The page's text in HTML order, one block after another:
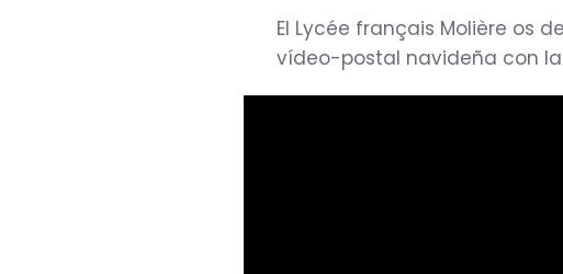
El Lycée français Molière os
vídeo-postal navideña con